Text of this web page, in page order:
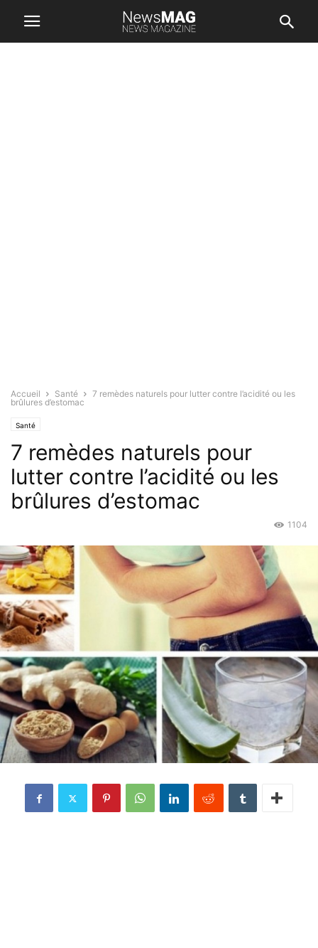
Accueil Santé
7 remèdes naturels pour lutter contre l’acidité ou les
brûlures d’estomac
Santé
7 remèdes naturels pour
lutter contre l’acidité ou les
brûlures d’estomac
1104